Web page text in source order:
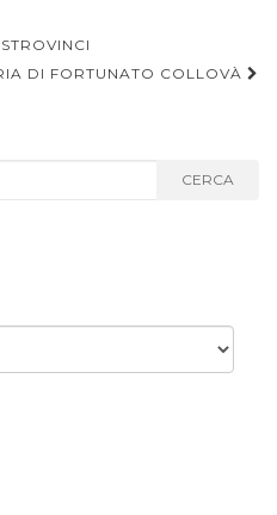
DI FORTUNATO COLLOVÀ
CERCA